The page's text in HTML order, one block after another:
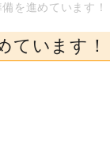
カーポ
ング、屋根工
を進めています！
ています！